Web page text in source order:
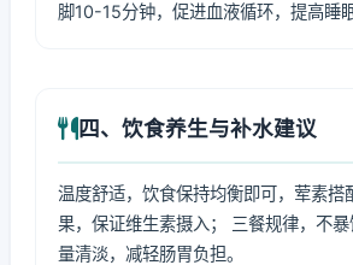
脚10-15分钟，促进血液循环，提高睡眠
四、饮食养生与补水建议
温度舒适，饮食保持均衡即可，荤素搭
果，保证维生素摄入； 三餐规律，不
量清淡，减轻肠胃负担。